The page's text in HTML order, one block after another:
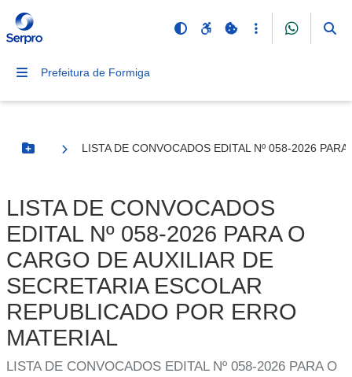
Prefeitura de Formiga
Botão Menu
LISTA DE CONVOCADOS EDITAL Nº 058-2026
LISTA DE CONVOCADOS
EDITAL Nº 058-2026 PARA O
CARGO DE AUXILIAR DE
SECRETARIA ESCOLAR
REPUBLICADO POR ERRO
MATERIAL
LISTA DE CONVOCADOS EDITAL Nº 058-2026 PARA O